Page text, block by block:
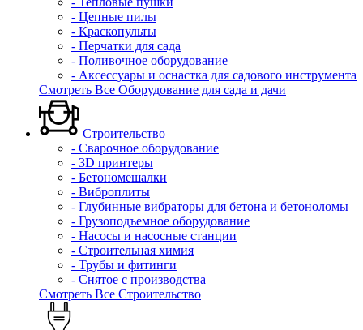
- Цепные пилы
- Краскопульты
- Перчатки для сада
- Поливочное оборудование
- Аксессуары и оснастка для садового инструмента
Смотреть Все Оборудование для сада и дачи
Строительство
- Сварочное оборудование
- 3D принтеры
- Бетономешалки
- Виброплиты
- Глубинные вибраторы для бетона и бетоноломы
- Грузоподъемное оборудование
- Насосы и насосные станции
- Строительная химия
- Трубы и фитинги
- Снятое с производства
Смотреть Все Строительство